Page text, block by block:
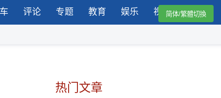
评论 专题 教育 娱乐 视频简体/繁體切換
热门文章